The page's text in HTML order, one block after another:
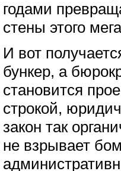
годами
стены этого
И вот
бункер, а
становится
строкой,
закон так
не взрывает